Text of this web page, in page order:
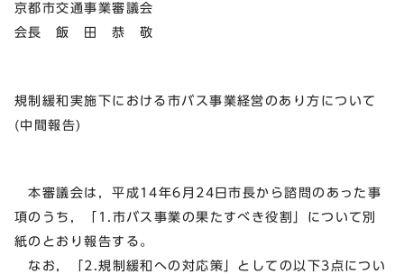
京都市交通事業審議会
会長 飯 田 恭 敬
規制緩和実施下における市バス事業経営のあり方について
(中間報告)
本審議会は，平成14年6月24日市長から諮問のあった事
項のうち，「1.市バス事業の果たすべき役割」について別
紙のとおり報告する。
なお，「2.規制緩和への対応策」としての以下3点につい